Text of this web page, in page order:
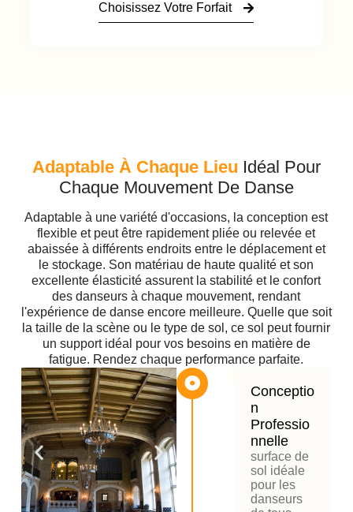
Choisissez Votre Forfait
Adaptable À Chaque Lieu Idéal Pour
Chaque Mouvement De Danse
Adaptable à une variété d'occasions, la conception est
flexible et peut être rapidement pliée ou relevée et
abaissée à différents endroits entre le déplacement et
le stockage. Son matériau de haute qualité et son
excellente élasticité assurent la stabilité et le confort
des danseurs à chaque mouvement, rendant
l'expérience de danse encore meilleure. Quelle que soit
la taille de la scène ou le type de sol, ce sol peut fournir
un support idéal pour vos besoins en matière de
fatigue. Rendez chaque performance parfaite.
Conceptio
N
Professio
Nnelle
surface de
sol idéale
pour les
danseurs